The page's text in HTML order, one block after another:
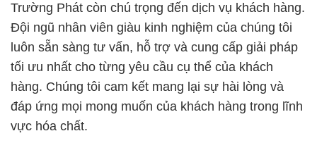
Trường Phát còn chú trọng đến dịch vụ khách hàng.
Đội ngũ nhân viên giàu kinh nghiệm của chúng tôi
luôn sẵn sàng tư vấn, hỗ trợ và cung cấp giải pháp
tối ưu nhất cho từng yêu cầu cụ thể của khách
hàng. Chúng tôi cam kết mang lại sự hài lòng và
đáp ứng mọi mong muốn của khách hàng trong lĩnh
vực hóa chất.